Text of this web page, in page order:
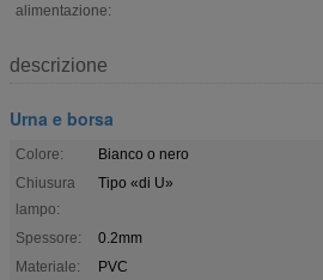
alimentazione:
descrizione
Urna e borsa
Colore:
Bianco o nero
Chiusura
lampo:
Tipo «di U»
Spessore:
0.2mm
Materiale:
PVC